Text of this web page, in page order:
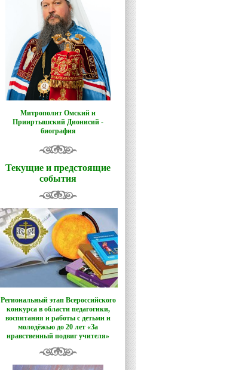
Митрополит Омский и
Прииртышский Дионисий -
биография
Текущие и предстоящие
события
Региональный этап Всероссийского
конкурса в области педагогики,
воспитания и работы с детьми и
молодёжью до 20 лет «За
нравственный подвиг учителя»